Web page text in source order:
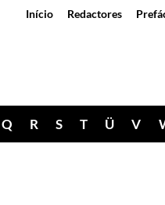
Início Redactores
Q R S T Ü V